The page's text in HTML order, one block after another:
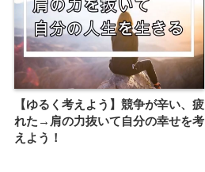
【ゆるく考えよう】競争が辛い、疲
れた→肩の力抜いて自分の幸せを考
えよう！